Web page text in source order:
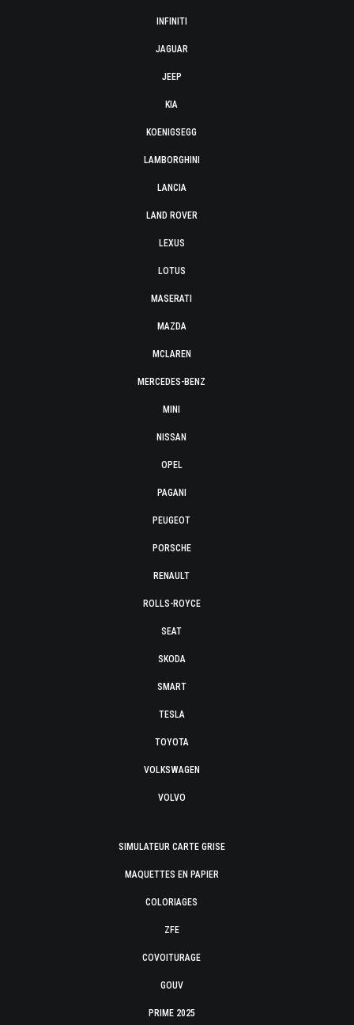
INFINITI
JAGUAR
JEEP
KIA
KOENIGSEGG
LAMBORGHINI
LANCIA
LAND ROVER
LEXUS
LOTUS
MASERATI
MAZDA
MCLAREN
MERCEDES-BENZ
MINI
NISSAN
OPEL
PAGANI
PEUGEOT
PORSCHE
RENAULT
ROLLS-ROYCE
SEAT
SKODA
SMART
TESLA
TOYOTA
VOLKSWAGEN
VOLVO
SIMULATEUR CARTE GRISE
MAQUETTES EN PAPIER
COLORIAGES
ZFE
COVOITURAGE
GOUV
PRIME 2025